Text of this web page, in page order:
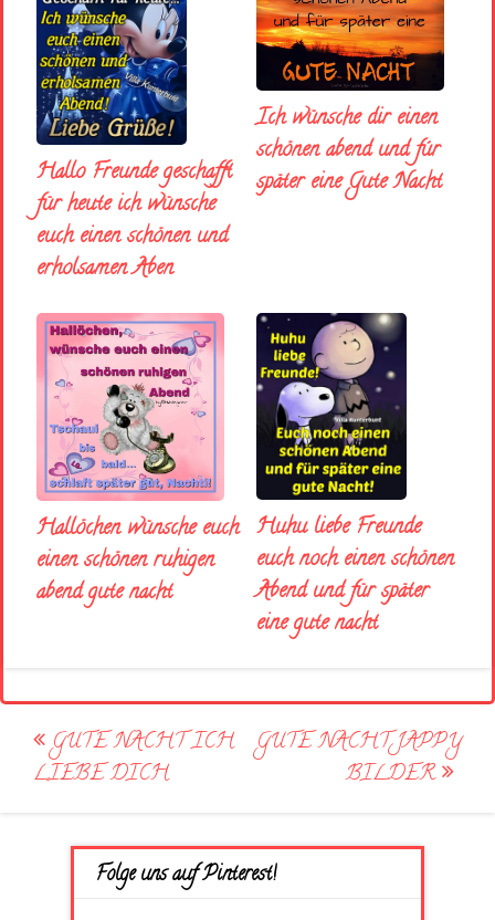
Hallo Freunde geschafft
für heute ich wünsche
euch einen schönen und
erholsamen Aben
Ich wünsche dir einen
schönen abend und fúr
später eine Gute Nacht
Hallöchen wünsche euch
einen schönen ruhigen
abend gute nacht
Huhu liebe Freunde
euch noch einen schönen
Abend und für später
eine gute nacht
Post
navigation
GUTE NACHT ICH
LIEBE DICH
GUTE NACHT JAPPY
BILDER
Folge uns auf Pinterest!